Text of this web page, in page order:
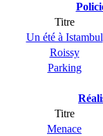
Titre
Un été à Istambul
Roissy
Parking
Titre
Menace